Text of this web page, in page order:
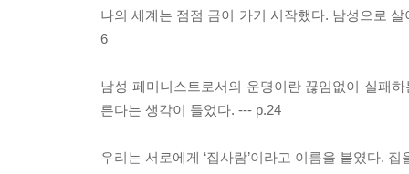
나의 세계는 점점 금이 가기 시작했다. 남성으로
6
남성 페미니스트로서의 운명이란 끊임없이 실패
른다는 생각이 들었다. --- p.24
우리는 서로에게 ‘집사람’이라고 이름을 붙였다.